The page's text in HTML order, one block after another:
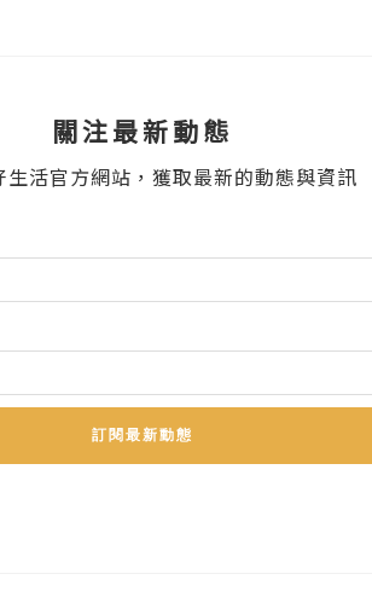
關注最新動態
生活官方網站，獲取最新的動態與資訊
訂閱最新動態